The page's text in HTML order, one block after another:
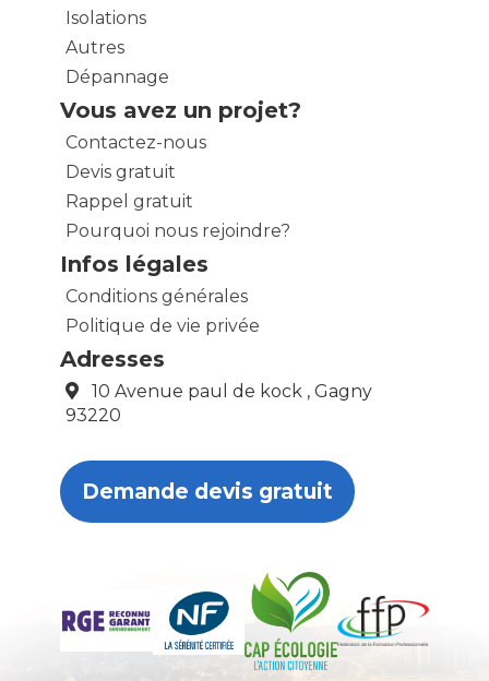
Isolations
Autres
Dépannage
Vous avez un projet?
Contactez-nous
Devis gratuit
Rappel gratuit
Pourquoi nous rejoindre?
Infos légales
Conditions générales
Politique de vie privée
Adresses
10 Avenue paul de kock , Gagny
93220
Demande devis gratuit